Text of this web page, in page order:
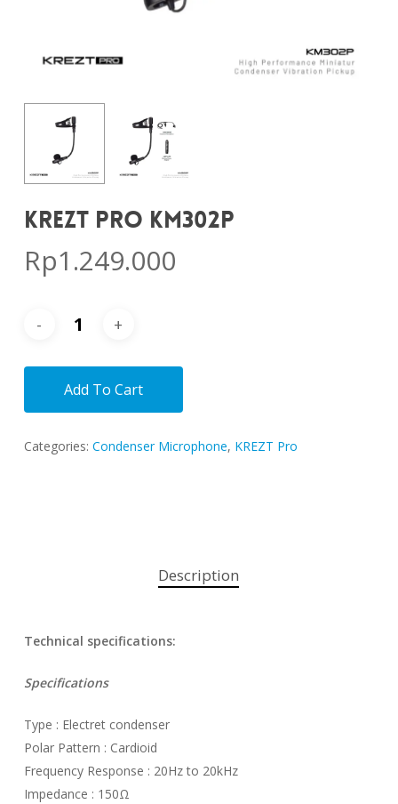
KREZT PRO KM302P
Rp1.249.000
Add To Cart
Categories: Condenser Microphone, KREZT Pro
Description
Technical specifications:
Specifications
Туре : Electret condenser
Polar Pattern : Cardioid
Frequency Response : 20Hz to 20kHz
Impedance : 150Ω